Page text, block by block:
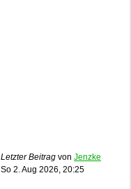
Letzter Beitrag von Jenzke
So 2. Aug 2026, 20:25